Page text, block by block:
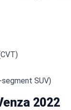
SUV)
2022